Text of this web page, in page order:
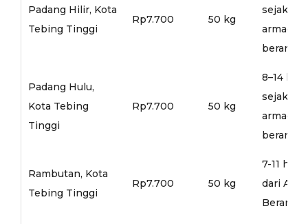
Padang Hilir, Kota
Tebing Tinggi
Rp7.700 50 kg
sejak
armada
Padang Hulu,
Kota Tebing
Tinggi
Rp7.700 50 kg
8–14 hari
sejak
armada
Rambutan, Kota
Tebing Tinggi
Rp7.700 50 kg
7-11 hari
dari